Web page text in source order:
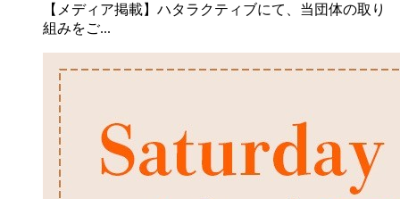
【メディア掲載】ハタラクティブにて、当団体の取り
組みをご...